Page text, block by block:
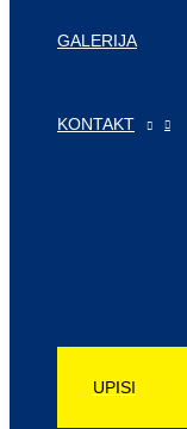
GALERIJA
KONTAKT
UPISI